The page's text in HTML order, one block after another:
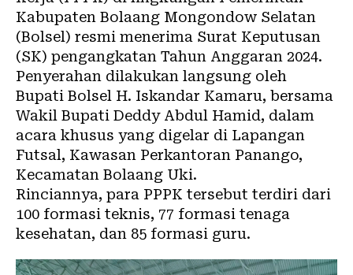
Kabupaten Bolaang Mongondow Selatan
(Bolsel) resmi menerima Surat Keputusan
(SK) pengangkatan Tahun Anggaran 2024.
Penyerahan dilakukan langsung oleh
Bupati Bolsel H. Iskandar Kamaru, bersama
Wakil Bupati Deddy Abdul Hamid, dalam
acara khusus yang digelar di Lapangan
Futsal, Kawasan Perkantoran Panango,
Kecamatan Bolaang Uki.
Rinciannya, para PPPK tersebut terdiri dari
100 formasi teknis, 77 formasi tenaga
kesehatan, dan 85 formasi guru.